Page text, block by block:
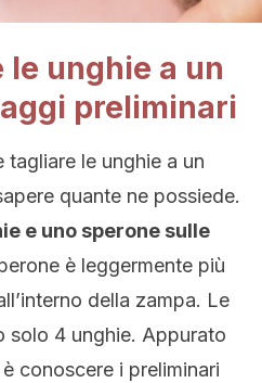
le unghie a un
preliminari
tagliare le unghie a un
quante ne possiede.
e uno sperone sulle
è leggermente più
della zampa. Le
solo 4 unghie. Appurato
conoscere i preliminari